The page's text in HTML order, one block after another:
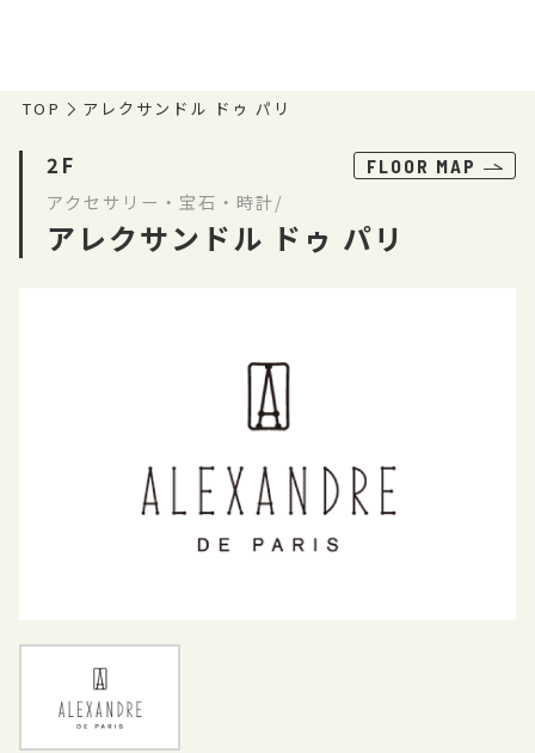
TOP アレクサンドル ドゥ パリ
2F FLOOR MAP
アクセサリー・宝石・時計/
アレクサンドル ドゥ パリ